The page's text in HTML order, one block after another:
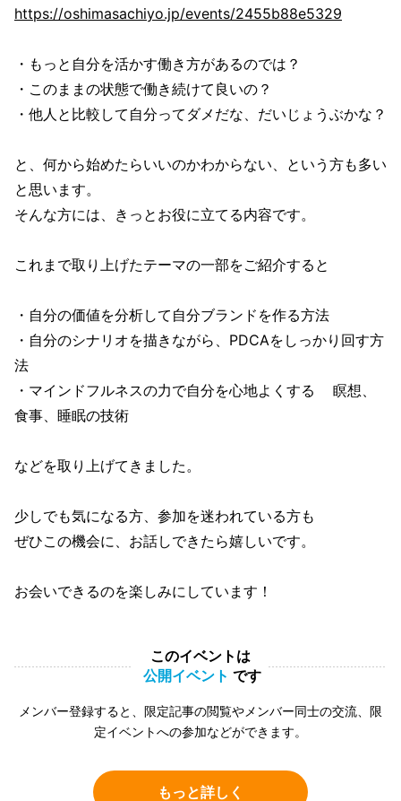
https://oshimasachiyo.jp/events/2455b88e5329
・もっと自分を活かす働き方があるのでは？
・このままの状態で働き続けて良いの？
・他人と比較して自分ってダメだな、だいじょうぶかな？
と、何から始めたらいいのかわからない、という方も多い
と思います。
そんな方には、きっとお役に立てる内容です。
これまで取り上げたテーマの一部をご紹介すると
・自分の価値を分析して自分ブランドを作る方法
・自分のシナリオを描きながら、PDCAをしっかり回す方
法
・マインドフルネスの力で自分を心地よくする 瞑想、
食事、睡眠の技術
などを取り上げてきました。
少しでも気になる方、参加を迷われている方も
ぜひこの機会に、お話しできたら嬉しいです。
お会いできるのを楽しみにしています！
このイベントは
公開イベント です
メンバー登録すると、限定記事の閲覧やメンバー同士の交流、限
定イベントへの参加などができます。
もっと詳しく